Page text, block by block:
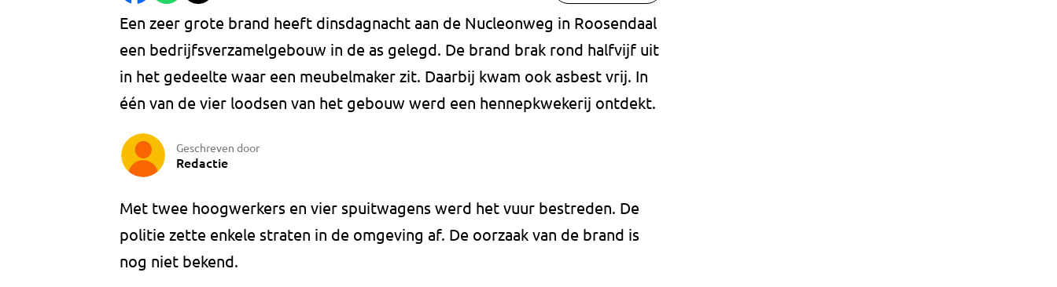
Een zeer grote brand heeft dinsdagnacht aan de Nucleonweg in Roosendaal
een bedrijfsverzamelgebouw in de as gelegd. De brand brak rond halfvijf uit
in het gedeelte waar een meubelmaker zit. Daarbij kwam ook asbest vrij. In
één van de vier loodsen van het gebouw werd een hennepkwekerij ontdekt.
Geschreven door
Redactie
Met twee hoogwerkers en vier spuitwagens werd het vuur bestreden. De
politie zette enkele straten in de omgeving af. De oorzaak van de brand is
nog niet bekend.